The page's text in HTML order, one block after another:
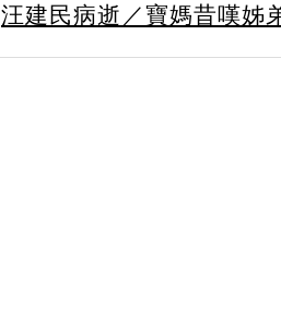
汪建民病逝／寶媽昔嘆